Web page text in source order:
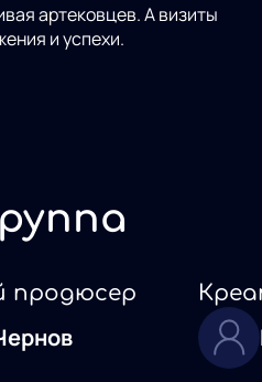
артековцев. А визиты
и успехи.
продюсер